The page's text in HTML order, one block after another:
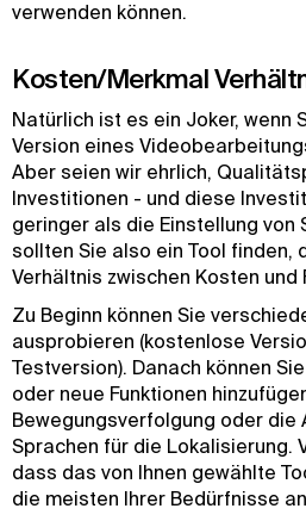
verwenden können.
Kosten/Merkmal
Natürlich ist es ein Joker, wenn
Version eines
Aber seien wir ehrlich,
Investitionen - und diese
geringer als die Einstellung von
sollten Sie also ein Tool finden,
Verhältnis zwischen Kosten und
Zu Beginn können Sie
ausprobieren (kostenlose
Testversion). Danach können
oder neue Funktionen
Bewegungsverfolgung oder die
Sprachen für die Lokalisierung.
dass das von Ihnen gewählte
die meisten Ihrer Bedürfnisse